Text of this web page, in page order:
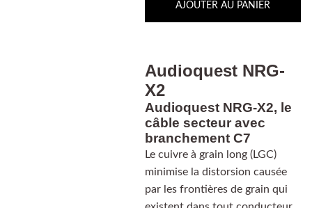
AJOUTER AU PANIER
Audioquest NRG-
X2
Audioquest NRG-X2, le
câble secteur avec
branchement C7
Le cuivre à grain long (LGC)
minimise la distorsion causée
par les frontières de grain qui